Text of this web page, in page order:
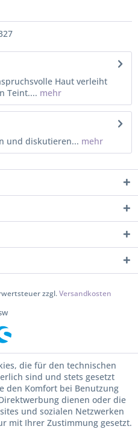
Haut verleiht
Teint.... mehr
und diskutieren... mehr
zzgl.Versandkosten
die für den technischen
sind und stets gesetzt
den Komfort bei Benutzung
dienen oder die
und sozialen Netzwerken
mit Ihrer Zustimmung gesetzt.